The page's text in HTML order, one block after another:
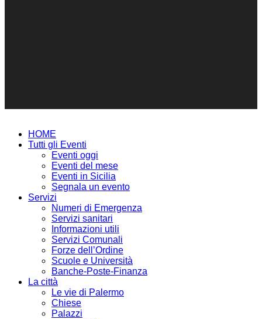
HOME
Tutti gli Eventi
Eventi oggi
Eventi del mese
Eventi in Sicilia
Segnala un evento
Servizi
Numeri di Emergenza
Servizi sanitari
Informazioni utili
Servizi Comunali
Forze dell’Ordine
Scuole e Università
Banche-Poste-Finanza
La città
Le vie di Palermo
Chiese
Palazzi